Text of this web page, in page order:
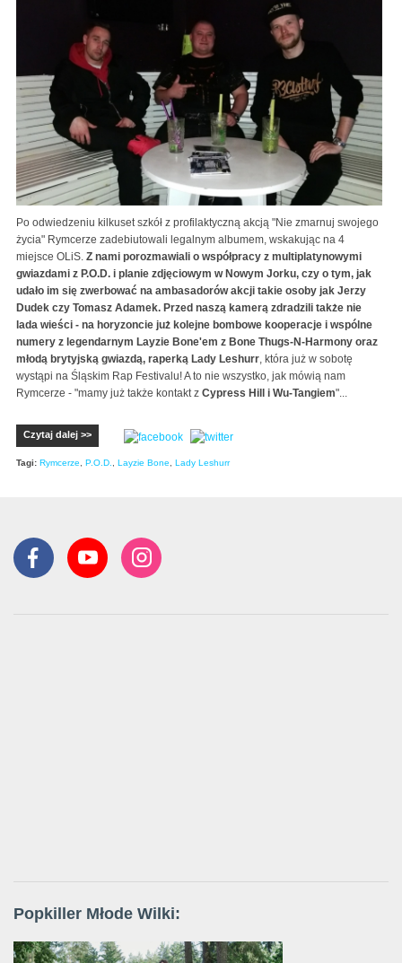
Po odwiedzeniu kilkuset szkół z profilaktyczną akcją "Nie zmarnuj swojego
życia" Rymcerze zadebiutowali legalnym albumem, wskakując na 4
miejsce OLiS. Z nami porozmawiali o współpracy z multiplatynowymi
gwiazdami z P.O.D. i planie zdjęciowym w Nowym Jorku, czy o tym, jak
udało im się zwerbować na ambasadorów akcji takie osoby jak Jerzy
Dudek czy Tomasz Adamek. Przed naszą kamerą zdradzili także nie
lada wieści - na horyzoncie już kolejne bombowe kooperacje i wspólne
numery z legendarnym Layzie Bone'em z Bone Thugs-N-Harmony oraz
młodą brytyjską gwiazdą, raperką Lady Leshurr, która już w sobotę
wystąpi na Śląskim Rap Festivalu! A to nie wszystko, jak mówią nam
Rymcerze - "mamy już także kontakt z Cypress Hill i Wu-Tangiem"...
Czytaj dalej >>
Tagi: Rymcerze P.O.D. Layzie Bone Lady Leshurr
Popkiller Młode Wilki: